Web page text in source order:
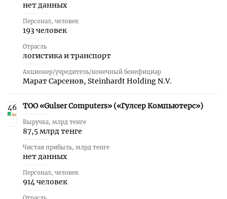
нет данных
Персонал, человек
193 человек
Отрасль
логистика и транспорт
Акционер/учредитель/конечный бенефициар
Марат Сарсенов, Steinhardt Holding N.V.
46 ТОО «Gulser Computers» («Гулсер Компьютерс»)
Выручка, млрд тенге
87,5 млрд тенге
Чистая прибыль, млрд тенге
нет данных
Персонал, человек
914 человек